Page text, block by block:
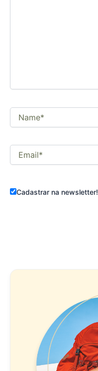
Name*
Email*
Cadastrar na newsletter!